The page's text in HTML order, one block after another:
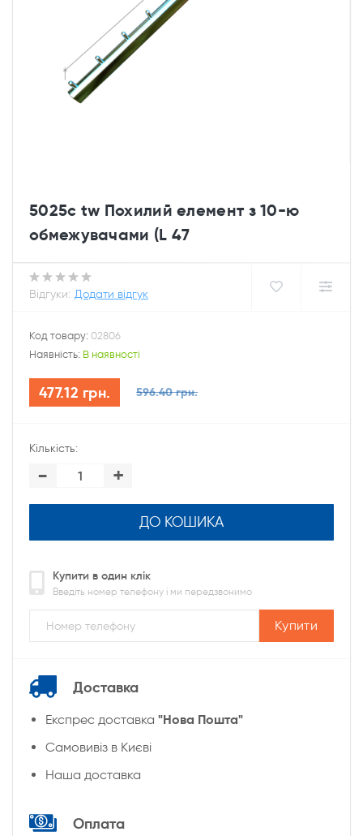
5025c tw Похилий елемент з 10-ю
обмежувачами (L 47
Відгуки: Додати відгук
Код товару: 02806
Наявність: В наявності
477.12 грн. 596.40 грн.
Кількість:
- +
ДО КОШИКА
Купити в один клік
Введіть номер телефону і ми передзвонимо
Купити
Доставка
Експрес доставка "Нова Пошта"
Cамовивіз в Києві
Наша доставка
Оплата